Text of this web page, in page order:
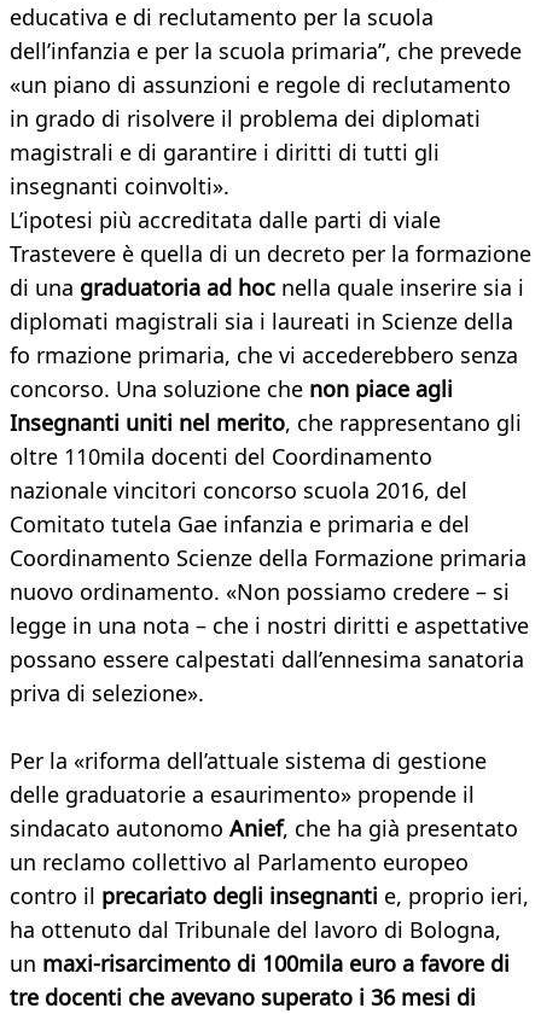
educativa e di reclutamento per la scuola
dell’infanzia e per la scuola primaria”, che prevede
«un piano di assunzioni e regole di reclutamento
in grado di risolvere il problema dei diplomati
magistrali e di garantire i diritti di tutti gli
insegnanti coinvolti».
L’ipotesi più accreditata dalle parti di viale
Trastevere è quella di un decreto per la formazione
di una graduatoria ad hoc nella quale inserire sia i
diplomati magistrali sia i laureati in Scienze della
fo rmazione primaria, che vi accederebbero senza
concorso. Una soluzione che non piace agli
Insegnanti uniti nel merito, che rappresentano gli
oltre 110mila docenti del Coordinamento
nazionale vincitori concorso scuola 2016, del
Comitato tutela Gae infanzia e primaria e del
Coordinamento Scienze della Formazione primaria
nuovo ordinamento. «Non possiamo credere – si
legge in una nota – che i nostri diritti e aspettative
possano essere calpestati dall’ennesima sanatoria
priva di selezione».
Per la «riforma dell’attuale sistema di gestione
delle graduatorie a esaurimento» propende il
sindacato autonomo Anief, che ha già presentato
un reclamo collettivo al Parlamento europeo
contro il precariato degli insegnanti e, proprio ieri,
ha ottenuto dal Tribunale del lavoro di Bologna,
un maxi-risarcimento di 100mila euro a favore di
tre docenti che avevano superato i 36 mesi di